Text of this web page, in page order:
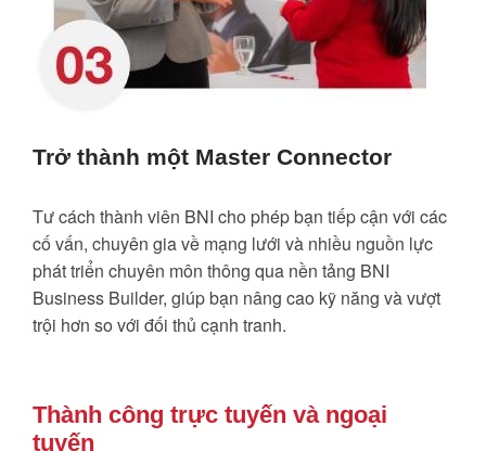
Trở thành một Master Connector
Tư cách thành viên BNI cho phép bạn tiếp cận với các
cố vấn, chuyên gia về mạng lưới và nhiều nguồn lực
phát triển chuyên môn thông qua nền tảng BNI
Business Builder, giúp bạn nâng cao kỹ năng và vượt
trội hơn so với đối thủ cạnh tranh.
Thành công trực tuyến và ngoại
tuyến